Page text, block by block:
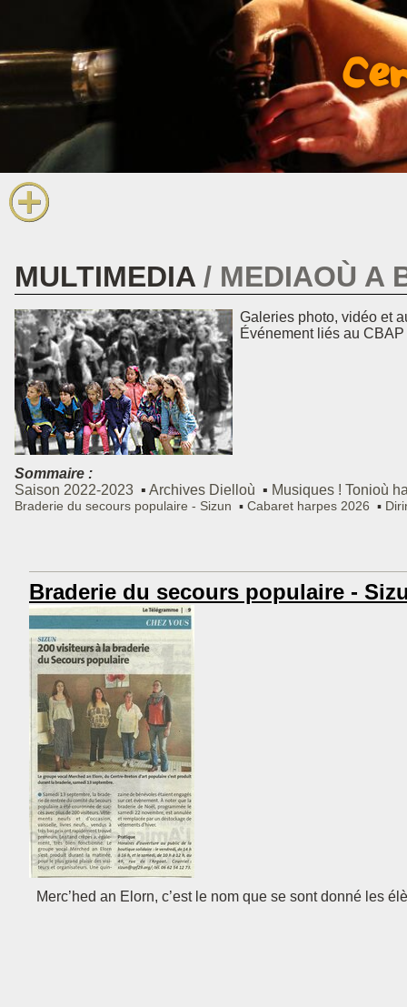
Les
Pour
La
MULTIMEDIA MEDIAOÙ A
Galeries photo, vidéo et
Événement liés au
Sommaire :
Saison 2022-2023
Archives Dielloù Musiques ! Tonioù
Braderie du secours populaire - Sizun Cabaret harpes 2026
Braderie du secours populaire -
Merc’hed an Elorn, c’est le nom que se sont donné les